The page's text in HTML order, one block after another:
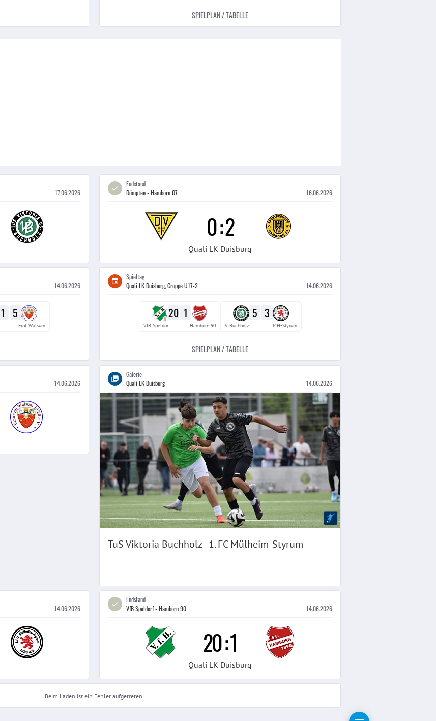
SPIELPLAN / TABELLE
17.06.2026
Endstand
Dümpten - Hamborn 07
16.06.2026
0:2
Quali LK Duisburg
14.06.2026
1 5
Eint. Walsum
Spieltag
Quali LK Duisburg, Gruppe U17-2
14.06.2026
II 20 1
VfB Speldorf Hamborn 90
5 3
V. Buchholz MH-Styrum
SPIELPLAN / TABELLE
14.06.2026
Galerie
Quali LK Duisburg
14.06.2026
TuS Viktoria Buchholz - 1. FC Mülheim-Styrum
14.06.2026
Endstand
VfB Speldorf - Hamborn 90
14.06.2026
20:1
Quali LK Duisburg
Beim Laden ist ein Fehler aufgetreten.